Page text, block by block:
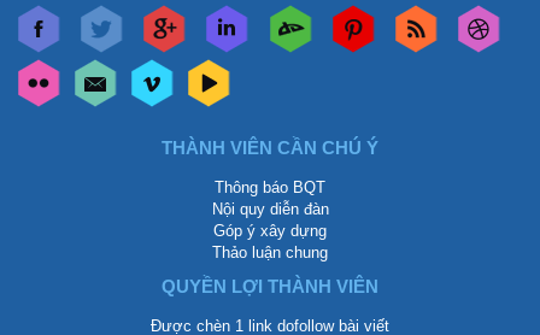
THÀNH VIÊN CẦN CHÚ Ý
Thông báo BQT
Nội quy diễn đàn
Góp ý xây dựng
Thảo luận chung
QUYỀN LỢI THÀNH VIÊN
Được chèn 1 link dofollow bài viết